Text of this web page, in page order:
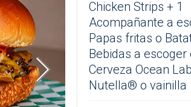
Chicken Strips + 1
Acompañante a
Papas fritas o
Bebidas a escoger
Cerveza Ocean
Nutella® o vainilla